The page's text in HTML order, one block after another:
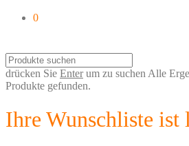
0
drücken Sie Enterum zu suchen Alle
Produkte gefunden.
Ihre Wunschliste ist